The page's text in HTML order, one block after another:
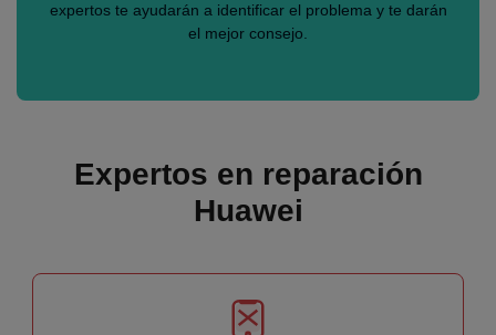
expertos te ayudarán a identificar el problema y te darán
el mejor consejo.
Expertos en reparación
Huawei